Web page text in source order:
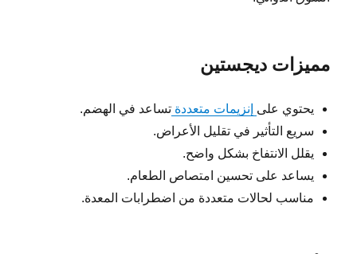
مميزات ديجستين
يحتوي على إنزيمات متعددةتساعد في الهضم.
سريع التأثير في تقليل الأعراض.
يقلل الانتفاخ بشكل واضح.
يساعد على تحسين امتصاص الطعام.
مناسب لحالات متعددة من اضطرابات المعدة.